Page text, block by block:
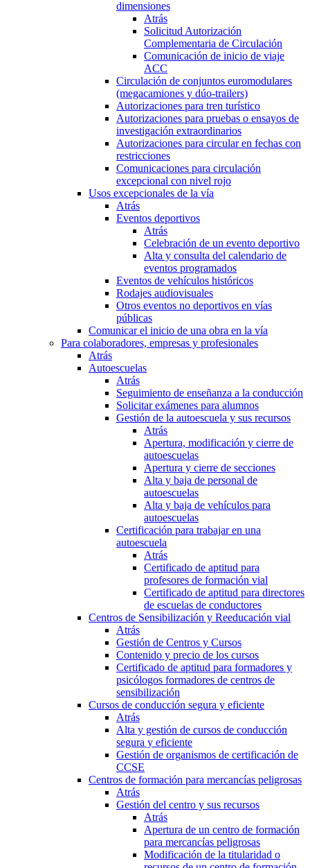
dimensiones
Atrás
Solicitud Autorización
Complementaria de Circulación
Comunicación de inicio de viaje
ACC
Circulación de conjuntos euromodulares
(megacamiones y dúo-trailers)
Autorizaciones para tren turístico
Autorizaciones para pruebas o ensayos de
investigación extraordinarios
Autorizaciones para circular en fechas con
restricciones
Comunicaciones para circulación
excepcional con nivel rojo
Usos excepcionales de la vía
Atrás
Eventos deportivos
Atrás
Celebración de un evento deportivo
Alta y consulta del calendario de
eventos programados
Eventos de vehículos históricos
Rodajes audiovisuales
Otros eventos no deportivos en vías
públicas
Comunicar el inicio de una obra en la vía
Para colaboradores, empresas y profesionales
Atrás
Autoescuelas
Atrás
Seguimiento de enseñanza a la conducción
Solicitar exámenes para alumnos
Gestión de la autoescuela y sus recursos
Atrás
Apertura, modificación y cierre de
autoescuelas
Apertura y cierre de secciones
Alta y baja de personal de
autoescuelas
Alta y baja de vehículos para
autoescuelas
Certificación para trabajar en una
autoescuela
Atrás
Certificado de aptitud para
profesores de formación vial
Certificado de aptitud para directores
de escuelas de conductores
Centros de Sensibilización y Reeducación vial
Atrás
Gestión de Centros y Cursos
Contenido y precio de los cursos
Certificado de aptitud para formadores y
psicólogos formadores de centros de
sensibilización
Cursos de conducción segura y eficiente
Atrás
Alta y gestión de cursos de conducción
segura y eficiente
Gestión de organismos de certificación de
CCSE
Centros de formación para mercancías peligrosas
Atrás
Gestión del centro y sus recursos
Atrás
Apertura de un centro de formación
para mercancías peligrosas
Modificación de la titularidad o